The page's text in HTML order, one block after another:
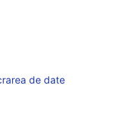
de date